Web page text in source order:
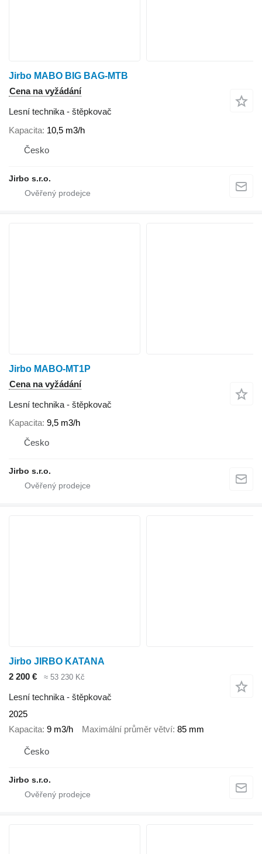
Jirbo MABO BIG BAG-MTB
Cena na vyžádání
Lesní technika - štěpkovač
Kapacita 10,5 m3/h
Česko
Jirbo s.r.o.
Jirbo MABO-MT1P
Cena na vyžádání
Lesní technika - štěpkovač
Kapacita 9,5 m3/h
Česko
Jirbo s.r.o.
Jirbo JIRBO KATANA
2 200 €
≈ 53 230 Kč
Lesní technika - štěpkovač
2025
Kapacita 9 m3/h Maximální průměr větví 85 mm
Česko
Jirbo s.r.o.